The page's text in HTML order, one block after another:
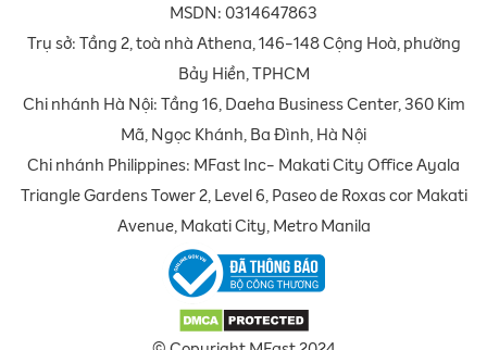
MSDN: 0314647863
Trụ sở: Tầng 2, toà nhà Athena, 146-148 Cộng Hoà, phường
Bảy Hiền, TPHCM
Chi nhánh Hà Nội: Tầng 16, Daeha Business Center, 360 Kim
Mã, Ngọc Khánh, Ba Đình, Hà Nội
Chi nhánh Philippines: MFast Inc- Makati City Office Ayala
Triangle Gardens Tower 2, Level 6, Paseo de Roxas cor Makati
Avenue, Makati City, Metro Manila